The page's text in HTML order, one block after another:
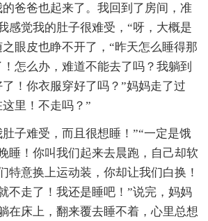
爸爸也起来了。我回到了房间，准
感觉我的肚子很难受，“呀，大概是
眼皮也睁不开了，“昨天怎么睡得那
怎么办，难道不能去了吗？我躺到
！你衣服穿好了吗？”妈妈走了过
里！不走吗？”
子难受，而且很想睡！”“一定是饿
睡！你叫我们起来去晨跑，自己却软
特意换上运动装，你却让我们白换！
不走了！我还是睡吧！”说完，妈妈
在床上，翻来覆去睡不着，心里总想